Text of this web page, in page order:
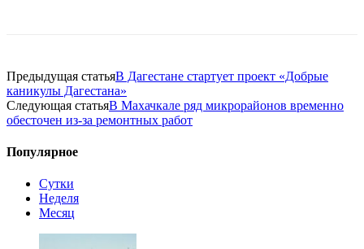
Предыдущая статьяВ Дагестане стартует проект «Добрые
каникулы Дагестана»
Следующая статьяВ Махачкале ряд микрорайонов временно
обесточен из-за ремонтных работ
Популярное
Сутки
Неделя
Месяц